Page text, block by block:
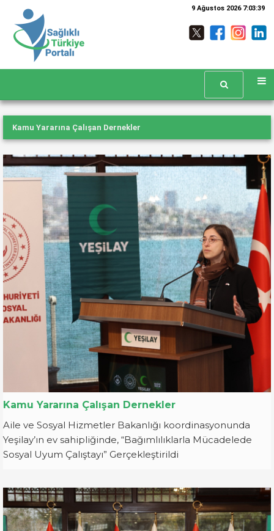
9 Ağustos 2026 7:03:40
Kamu Yararına Çalışan Dernekler
Kamu Yararına Çalışan Dernekler
Aile ve Sosyal Hizmetler Bakanlığı koordinasyonunda
Yeşilay’ın ev sahipliğinde, “Bağımlılıklarla Mücadelede
Sosyal Uyum Çalıştayı” Gerçekleştirildi